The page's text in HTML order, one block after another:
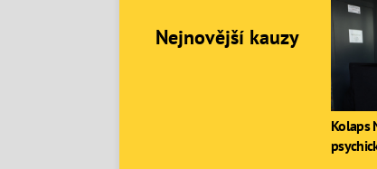
Nejnovější kauzy
Kolaps